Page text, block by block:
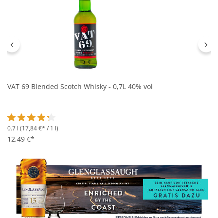
VAT 69 Blended Scotch Whisky - 0,7L 40% vol
Durchschnittliche Bewertung von 4.3 von 5 Sternen
0.7 l (17,84 €* / 1 l)
12,49 €*